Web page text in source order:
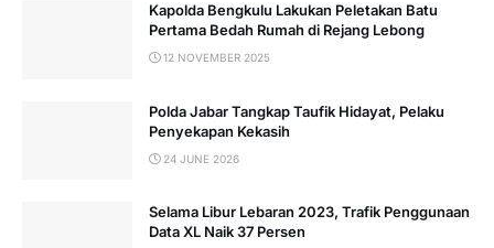
Kapolda Bengkulu Lakukan Peletakan Batu
Pertama Bedah Rumah di Rejang Lebong
12 NOVEMBER 2025
Polda Jabar Tangkap Taufik Hidayat, Pelaku
Penyekapan Kekasih
24 JUNE 2026
Selama Libur Lebaran 2023, Trafik Penggunaan
Data XL Naik 37 Persen